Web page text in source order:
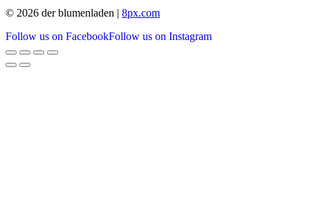
© 2026 der blumenladen | 8px.com
Follow us on FacebookFollow us on Instagram